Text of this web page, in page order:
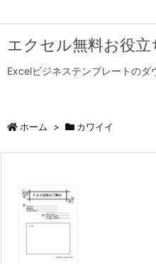
エクセル無料お役
Excelビジネステンプレートのダ
ホーム > カワイイ